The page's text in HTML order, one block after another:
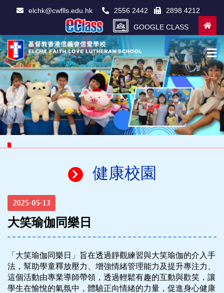
elchk@cwflls.edu.hk 2556 2442 2898 4212
GOOGLE CLASS
健康校園
2025-05-13
大笑瑜伽同樂日
「大笑瑜伽同樂日」旨在透過靜觀練習與大笑瑜伽的介入手
法，幫助學童釋放壓力、增強情緒管理能力及提升專注力、
這個活動由專業導師帶領，透過輕鬆有趣的互動與歡笑，讓
學生在愉悅的氣氛中，體驗正向情緒的力量，促進身心健康